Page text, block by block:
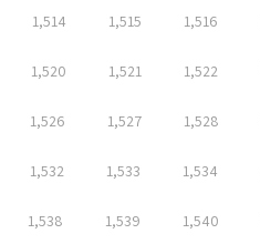
1,514 1,515 1,516
1,520 1,521 1,522
1,526 1,527 1,528
1,532 1,533 1,534
1,538 1,539 1,540